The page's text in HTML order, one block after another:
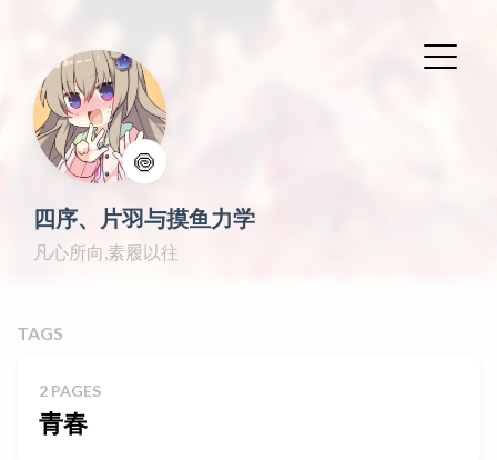
🍥
四序、片羽与摸鱼力学
凡心所向,素履以往
TAGS
2 PAGES
青春